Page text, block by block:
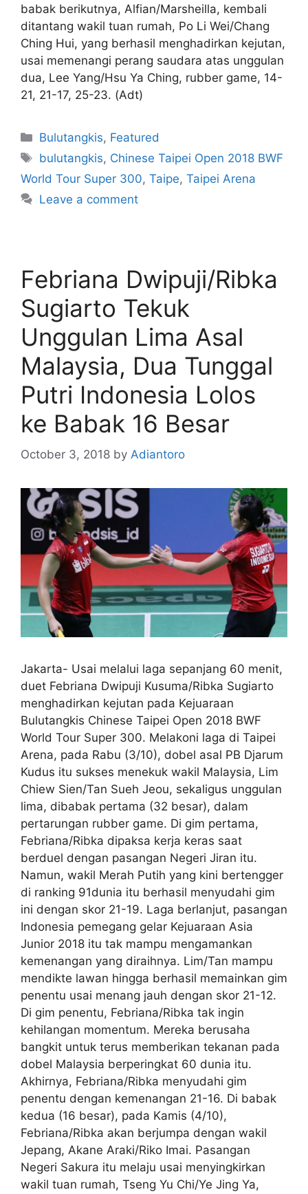
babak berikutnya, Alfian/Marsheilla, kembali
ditantang wakil tuan rumah, Po Li Wei/Chang
Ching Hui, yang berhasil menghadirkan kejutan,
usai memenangi perang saudara atas unggulan
dua, Lee Yang/Hsu Ya Ching, rubber game, 14-
21, 21-17, 25-23. (Adt)
Bulutangkis, Featured
bulutangkis, Chinese Taipei Open 2018 BWF
World Tour Super 300, Taipe, Taipei Arena
Leave a comment
Febriana Dwipuji/Ribka
Sugiarto Tekuk
Unggulan Lima Asal
Malaysia, Dua Tunggal
Putri Indonesia Lolos
ke Babak 16 Besar
October 3, 2018 by Adiantoro
Jakarta- Usai melalui laga sepanjang 60 menit,
duet Febriana Dwipuji Kusuma/Ribka Sugiarto
menghadirkan kejutan pada Kejuaraan
Bulutangkis Chinese Taipei Open 2018 BWF
World Tour Super 300. Melakoni laga di Taipei
Arena, pada Rabu (3/10), dobel asal PB Djarum
Kudus itu sukses menekuk wakil Malaysia, Lim
Chiew Sien/Tan Sueh Jeou, sekaligus unggulan
lima, dibabak pertama (32 besar), dalam
pertarungan rubber game. Di gim pertama,
Febriana/Ribka dipaksa kerja keras saat
berduel dengan pasangan Negeri Jiran itu.
Namun, wakil Merah Putih yang kini bertengger
di ranking 91dunia itu berhasil menyudahi gim
ini dengan skor 21-19. Laga berlanjut, pasangan
Indonesia pemegang gelar Kejuaraan Asia
Junior 2018 itu tak mampu mengamankan
kemenangan yang diraihnya. Lim/Tan mampu
mendikte lawan hingga berhasil memainkan gim
penentu usai menang jauh dengan skor 21-12.
Di gim penentu, Febriana/Ribka tak ingin
kehilangan momentum. Mereka berusaha
bangkit untuk terus memberikan tekanan pada
dobel Malaysia berperingkat 60 dunia itu.
Akhirnya, Febriana/Ribka menyudahi gim
penentu dengan kemenangan 21-16. Di babak
kedua (16 besar), pada Kamis (4/10),
Febriana/Ribka akan berjumpa dengan wakil
Jepang, Akane Araki/Riko Imai. Pasangan
Negeri Sakura itu melaju usai menyingkirkan
wakil tuan rumah, Tseng Yu Chi/Ye Jing Ya,